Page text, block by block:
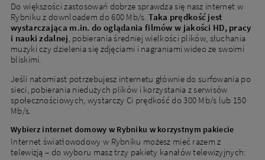
Do większości zastosowań dobrze sprawdza się nasz internet w
Rybniku z downloadem do 600 Mb/s.Taka prędkość jest
wystarczająca m.in. do oglądania filmów w jakości HD, pracy
i nauki zdalnej, pobierania średniej wielkości plików, słuchania
muzyki czy dzielenia się zdjęciami i nagraniami wideo ze swoimi
bliskimi.
Jeśli natomiast potrzebujesz internetu głównie do surfowania po
sieci, pobierania niedużych plików i korzystania z serwisów
społecznościowych, wystarczy Ci prędkość do 300 Mb/s lub 150
Mb/s.
Wybierz internet domowy w Rybniku w korzystnym pakiecie
Internet światłowodowy w Rybniku możesz mieć razem z
telewizją – do wyboru masz trzy pakiety kanałów telewizyjnych:
Obecni klienci
Masz już usługi od Netii? Sprawdź ofertę dla obecnych
oferty
dla
obecnych